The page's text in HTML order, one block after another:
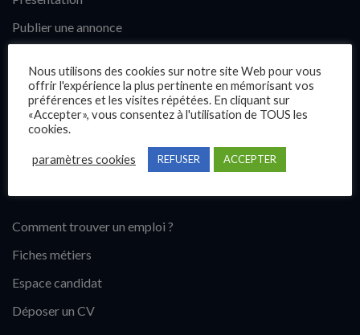
Publier une annonce
Questions fréquentes
Blog
Comment trouver un emploi ?
Fiches métiers
Espace candidat
Déposer un CV
Nous utilisons des cookies sur notre site Web pour vous
offrir l'expérience la plus pertinente en mémorisant vos
préférences et les visites répétées. En cliquant sur
«Accepter», vous consentez à l'utilisation de TOUS les
cookies.
paramètres cookies REFUSER ACCEPTER